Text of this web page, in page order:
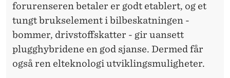
forurenseren betaler er godt etablert, og et
tungt brukselement i bilbeskatningen -
bommer, drivstoffskatter - gir uansett
plugghybridene en god sjanse. Dermed får
også ren elteknologi utviklingsmuligheter.